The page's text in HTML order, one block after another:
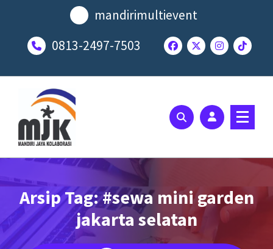
mandirimultievent
0813-2497-7503
Arsip Tag: #sewa mini garden
jakarta selatan